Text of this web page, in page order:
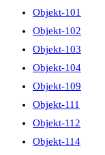
Objekt-101
Objekt-102
Objekt-103
Objekt-104
Objekt-109
Objekt-111
Objekt-112
Objekt-114